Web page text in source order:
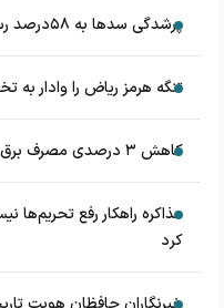
پرشدگی سدها به ۵۸درصد رسید
تنگه هرمز ریاض را وادار به
کاهش ۳ درصدی مصرف برق برای دومین سال متوالی
مذاکره راهکار رفع تحریم‌ها
کرد